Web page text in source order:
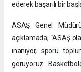
ederek başarılı bir
ASAŞ Genel
açıklamada; “ASAŞ
inanıyor, sporu
görüyoruz.